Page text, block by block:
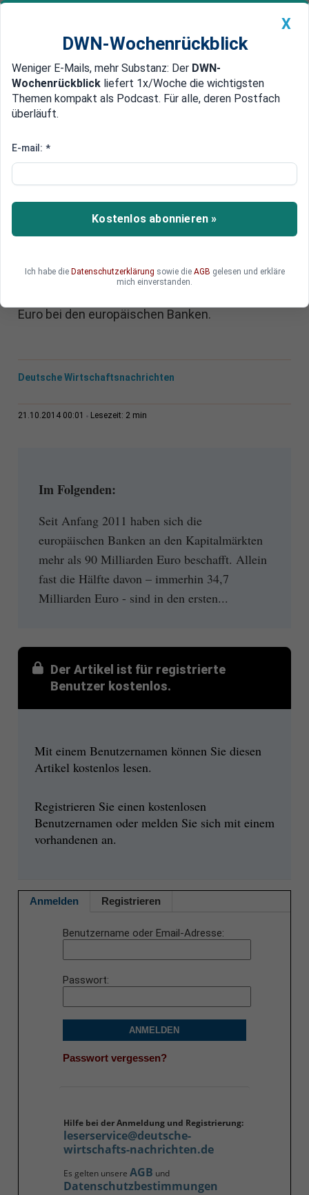
Newsticker MEIN DWN: Geldanlage Premium
Edelmetalle DWN-Magazin China
Kapital reicht nicht
Studie: Europas Banken trotz
Stresstest mit Eigenkapital-
Lücken
Der bevorstehende EZB-Stresstest hat bei
geführt. Die meisten warten jedoch ab. Eine von
der EZB unabhängige Schätzung sieht einen
Euro bei den europäischen Banken.
Deutsche Wirtschaftsnachrichten
21.10.2014 00:01 Lesezeit: 2 min
Im Folgenden:
Seit Anfang 2011 haben sich die
europäischen Banken an den Kapitalmärkten
mehr als 90 Milliarden Euro beschafft. Allein
fast die Hälfte davon – immerhin 34,7
Milliarden Euro - sind in den ersten...
Der Artikel ist für registrierte
Benutzer kostenlos.
Mit einem Benutzernamen können Sie diesen
Artikel kostenlos lesen.
Registrieren Sie einen kostenlosen
Benutzernamen oder melden Sie sich mit einem
vorhandenen an.
Anmelden Registrieren
Benutzername oder Email-Adresse
Passwort
ANMELDEN
Passwort vergessen?
Hilfe bei der Anmeldung und Registrierung:
leserservice@deutsche-
wirtschafts-nachrichten.de
Es gelten unsere AGB und
Datenschutzbestimmungen
X
DWN-Wochenrückblick
Weniger E-Mails, mehr Substanz: Der DWN-
Wochenrückblick liefert 1x/Woche die wichtigsten
Themen kompakt als Podcast. Für alle, deren Postfach
überläuft.
E-mail: *
Kostenlos abonnieren »
Ich habe die Datenschutzerklärung sowie die AGB gelesen und erkläre
mich einverstanden.